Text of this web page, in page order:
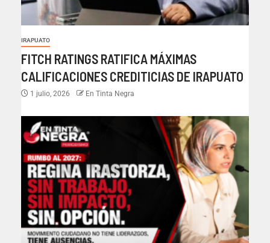
IRAPUATO
FITCH RATINGS RATIFICA MÁXIMAS
CALIFICACIONES CREDITICIAS DE IRAPUATO
1 julio, 2026 En Tinta Negra